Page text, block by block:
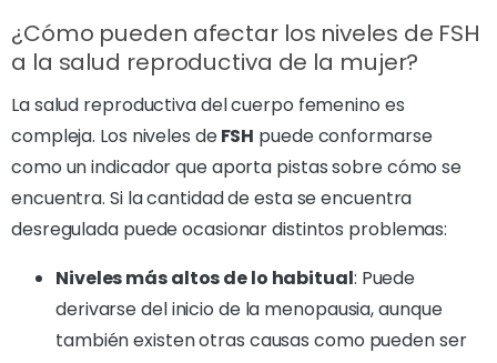
¿Cómo pueden afectar los niveles de FSH
a la salud reproductiva de la mujer?
La salud reproductiva del cuerpo femenino es
compleja. Los niveles deFSH puede conformarse
como un indicador que aporta pistas sobre cómo se
encuentra. Si la cantidad de esta se encuentra
desregulada puede ocasionar distintos problemas:
Niveles más altos de lo habitual: Puede
derivarse del inicio de la menopausia, aunque
también existen otras causas como pueden ser